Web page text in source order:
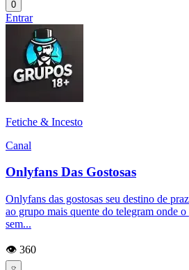
0
Entrar
Fetiche & Incesto
Canal
Onlyfans Das Gostosas
Onlyfans das gostosas seu destino de
ao grupo mais quente do telegram onde o
sem...
👁️ 360